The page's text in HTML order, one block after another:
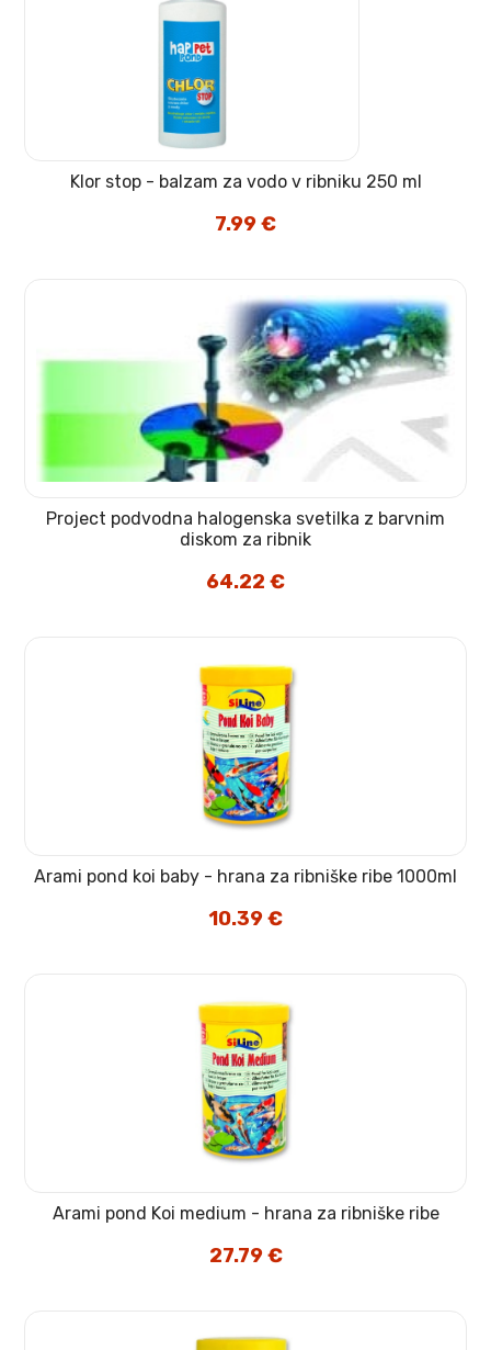
Klor stop - balzam za vodo v ribniku 250 ml
7.99€
Project podvodna halogenska svetilka z barvnim
diskom za ribnik
64.22 €
Arami pond koi baby - hrana za ribniške ribe 1000ml
10.39€
Arami pond Koi medium - hrana za ribniške ribe
27.79€